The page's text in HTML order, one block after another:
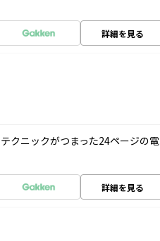
詳細を見る
クニックがつまった24ページの電
詳細を見る